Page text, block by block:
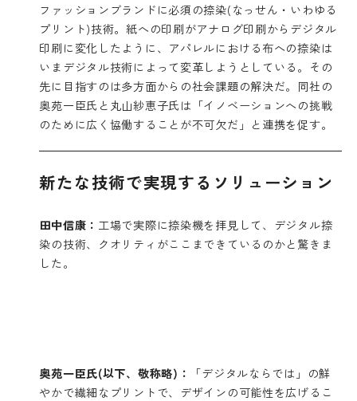
ファッションブランドに必須の捺染(なっせん・いわゆる
プリント)技術。紙への印刷がアナログ印刷からデジタル
印刷に変化したように、アパレルにおける布への捺染は
いまデジタル技術によって変革しようとしている。その
先に目指すのは多方面からの社会課題の解決だ。同社の
奥苑一臣氏と丸山紗恵子氏は「イノベーションへの挑戦
のために広く協働することが不可欠だ」と連携を促す。
新たな技術で実現するソリューション
田中信康： 工場で実際に捺染機を拝見して、デジタル捺
染の技術、クオリティがここまできているのかと驚きま
した。
奥苑一臣氏(以下、敬称略)：
「デジタルならでは」の鮮
やかで繊細なプリントで、デザインの可能性を広げるこ